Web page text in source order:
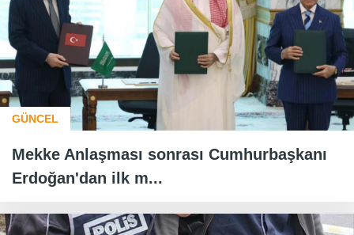
GÜNCEL
Mekke Anlaşması sonrası Cumhurbaşkanı
Erdoğan'dan ilk m...